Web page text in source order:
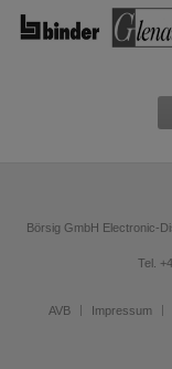
Börsig GmbH Electronic-
Tel.
AVB Impressum